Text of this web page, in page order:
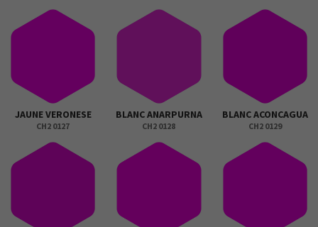
JAUNE VERONESE
CH2 0127
BLANC ANARPURNA
CH2 0128
BLANC ACONCAGUA
CH2 0129